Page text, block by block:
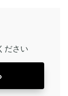
ださい